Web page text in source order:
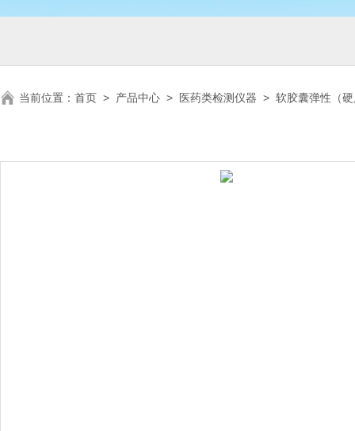
当前位置： 首页 > 产品中心 > 医药类检测仪器 > 软胶囊弹性（